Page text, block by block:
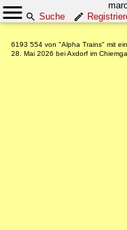
Suche
6193 554 von "Alpha Trains" mit
28. Mai 2026 bei Axdorf im